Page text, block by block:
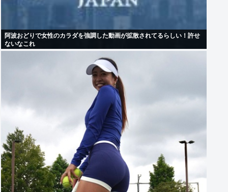
阿波おどりで女性のカラダを強調した動画が拡散されてるらしい！許せ
ないなこれ